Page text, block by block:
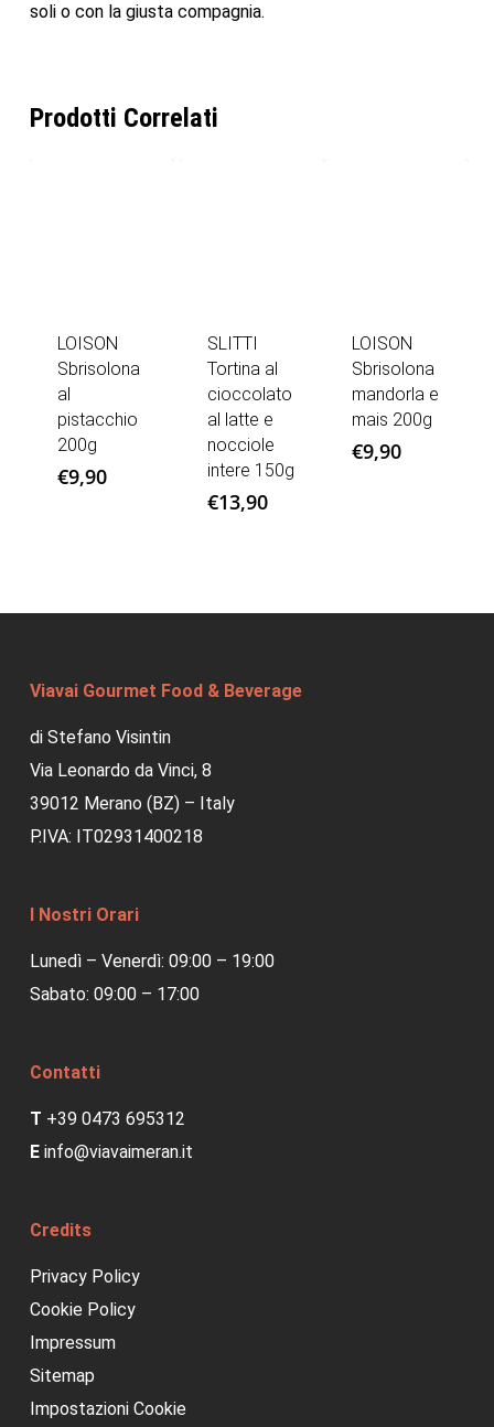
soli o con la giusta compagnia.
Prodotti Correlati
LOISON
Sbrisolona
al
pistacchio
200g
€9,90
SLITTI
Tortina al
cioccolato
al latte e
nocciole
intere 150g
€13,90
LOISON
Sbrisolona
mandorla e
mais 200g
€9,90
Viavai Gourmet Food & Beverage
di Stefano Visintin
Via Leonardo da Vinci, 8
39012 Merano (BZ) – Italy
P.IVA: IT02931400218
I Nostri Orari
Lunedì – Venerdì: 09:00 – 19:00
Sabato: 09:00 – 17:00
Contatti
T +39 0473 695312
E info@viavaimeran.it
Credits
Privacy Policy
Cookie Policy
Impressum
Sitemap
Impostazioni Cookie